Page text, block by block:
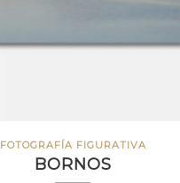
FOTOGRAFÍA FIGURATIVA
BORNOS